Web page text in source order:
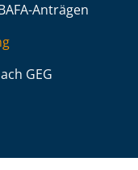
Anträgen
GEG